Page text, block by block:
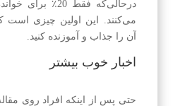
درحالی‌که فقط
می‌کنند. این اولین چیزی است
آن را جذاب و آموزنده کنید.
اخبار خوب بیشتر